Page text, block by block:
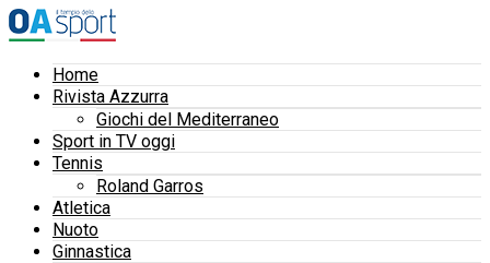
Home
Rivista Azzurra
Giochi del Mediterraneo
Sport in TV oggi
Tennis
Roland Garros
Atletica
Nuoto
Ginnastica